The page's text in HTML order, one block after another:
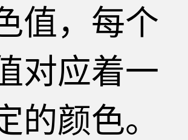
值，每个
对应着一
的颜色。